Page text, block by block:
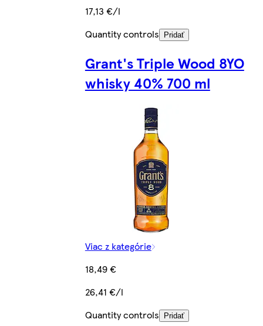
17,13 €/l
Quantity controls
Pridať
Grant's Triple Wood 8YO
whisky 40% 700 ml
Viac z kategórie
18,49 €
26,41 €/l
Quantity controls
Pridať